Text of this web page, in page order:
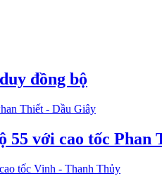
đồng bộ
55 với cao tốc Phan